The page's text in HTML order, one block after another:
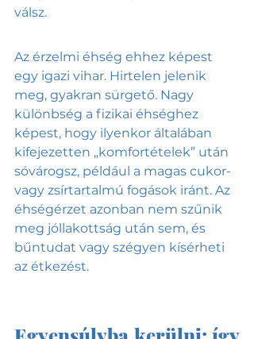
válsz.
Az érzelmi éhség ehhez képest
egy igazi vihar. Hirtelen jelenik
meg, gyakran sürgető. Nagy
különbség a fizikai éhséghez
képest, hogy ilyenkor általában
kifejezetten „komfortételek” után
sóvárogsz, például a magas cukor-
vagy zsírtartalmú fogások iránt. Az
éhségérzet azonban nem szűnik
meg jóllakottság után sem, és
bűntudat vagy szégyen kísérheti
az étkezést.